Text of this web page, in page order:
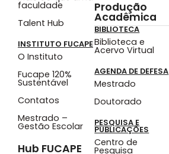
faculdade
Talent Hub
INSTITUTO FUCAPE
O Instituto
Fucape 120%
Sustentável
Contatos
Mestrado –
Gestão Escolar
Hub FUCAPE
Produção
Acadêmica
BIBLIOTECA
Biblioteca e
Acervo Virtual
AGENDA DE DEFESA
Mestrado
Doutorado
PESQUISA E
PUBLICAÇÕES
Centro de
Pesquisa